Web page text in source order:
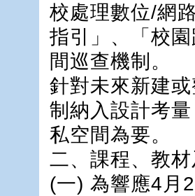
校處理數位/網
指引」、「校
間巡查機制。
針對未來新建
制納入設計考
私空間為要。
二、課程、教
(一) 為響應4月